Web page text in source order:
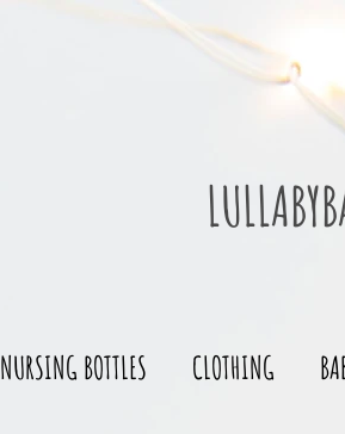
NURSING BOTTLES CLOTHING